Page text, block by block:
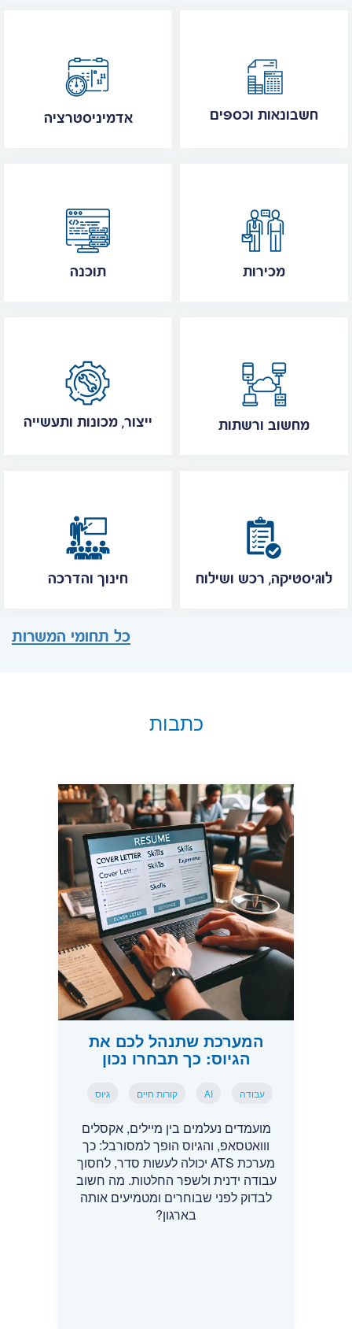
אדמיניסטרציה חשבונאות וכספים
תוכנה מכירות
ייצור, מכונות ותעשייה מחשוב ורשתות
חינוך והדרכה לוגיסטיקה, רכש ושילוח
כל תחומי המשרות
כתבות
המערכת שתנהל לכם את
הגיוס: כך תבחרו נכון
עבודה AI קורות חיים גיוס
מועמדים נעלמים בין מיילים, אקסלים
ווואטסאפ, והגיוס הופך למסורבל: כך
מערכת ATS יכולה לעשות סדר, לחסוך
עבודה ידנית ולשפר החלטות. מה חשוב
לבדוק לפני שבוחרים ומטמיעים אותה
בארגון?